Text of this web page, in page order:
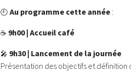
🕘 Au programme cette année :
☕ 9h00 | Accueil café
🎤 9h30 | Lancement de la journée
Présentation des objectifs et